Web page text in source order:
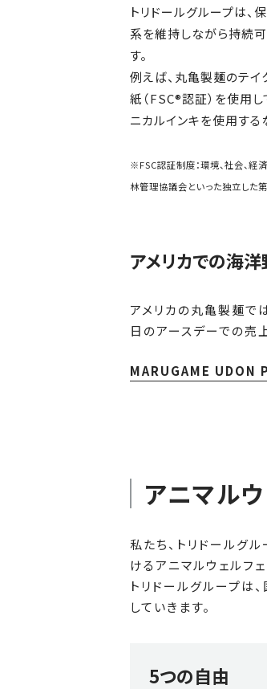
トリドールグループは、
系を維持しながら持続
す。
例えば、丸亀製麺のテ
紙（FSC®認証）を使用
ニカルインキを使用する
※FSC認証制度：環境、社会、経
林管理協議会といった独立した
アメリカでの海
アメリカの丸亀製麺
日のアースデーでの
MARUGAME UDON
アニマル
私たち、トリドールグ
けるアニマルウェルフ
トリドールグループは
していきます。
5つの自由